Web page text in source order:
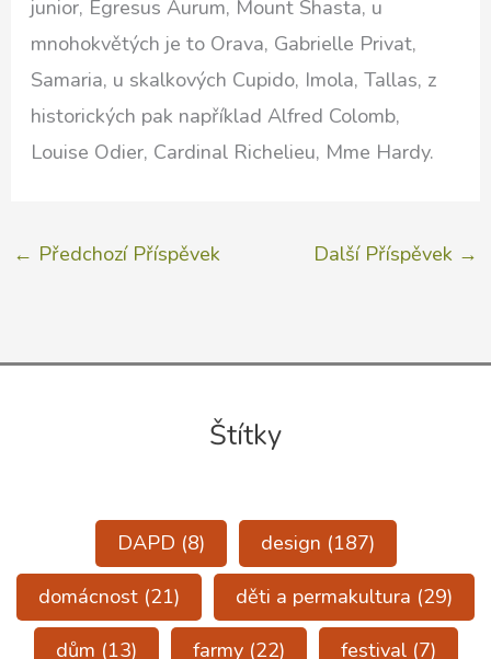
junior, Egresus Aurum, Mount Shasta, u
mnohokvětých je to Orava, Gabrielle Privat,
Samaria, u skalkových Cupido, Imola, Tallas, z
historických pak například Alfred Colomb,
Louise Odier, Cardinal Richelieu, Mme Hardy.
← Předchozí Příspěvek Další Příspěvek →
Štítky
DAPD (8) design (187)
domácnost (21) děti a permakultura (29)
dům (13) farmy(22) festival(7)